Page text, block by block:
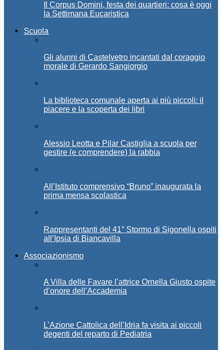
Il Corpus Domini, festa dei quartieri: cosa è oggi
la Settimana Eucaristica
Scuola
Gli alunni di Castelvetro incantati dal coraggio
morale di Gerardo Sangiorgio
La biblioteca comunale aperta ai più piccoli: il
piacere e la scoperta dei libri
Alessio Leotta e Pilar Castiglia a scuola per
gestire (e comprendere) la rabbia
All’Istituto comprensivo “Bruno” inaugurata la
prima mensa scolastica
Rappresentanti del 41° Stormo di Sigonella ospiti
all’Ipsia di Biancavilla
Associazionismo
A Villa delle Favare l’attrice Ornella Giusto ospite
d’onore dell’Accademia
L’Azione Cattolica dell’Idria fa visita ai piccoli
degenti del reparto di Pediatria